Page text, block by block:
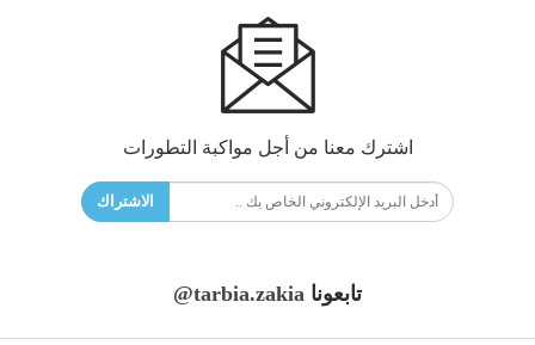
اشترك معنا من أجل مواكبة التطورات
الاشتراك
تابعونا @tarbia.zakia